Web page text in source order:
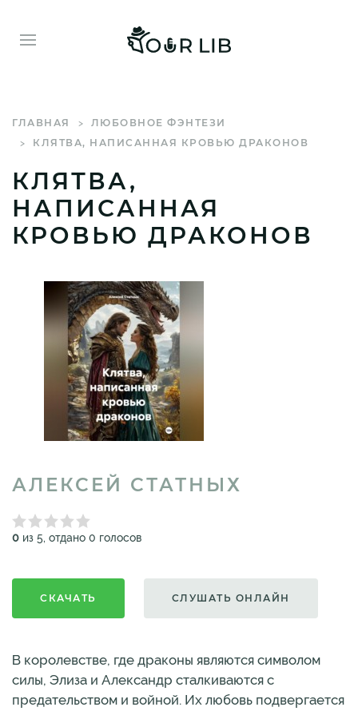
ГЛАВНАЯ
ЛЮБОВНОЕ ФЭНТЕЗИ
КЛЯТВА, НАПИСАННАЯ КРОВЬЮ ДРАКОНОВ
КЛЯТВА,
НАПИСАННАЯ
КРОВЬЮ ДРАКОНОВ
АЛЕКСЕЙ СТАТНЫХ
0 из 5, отдано 0 голосов
СКАЧАТЬ СЛУШАТЬ ОНЛАЙН
В королевстве, где драконы являются символом
силы, Элиза и Александр сталкиваются с
предательством и войной. Их любовь подвергается